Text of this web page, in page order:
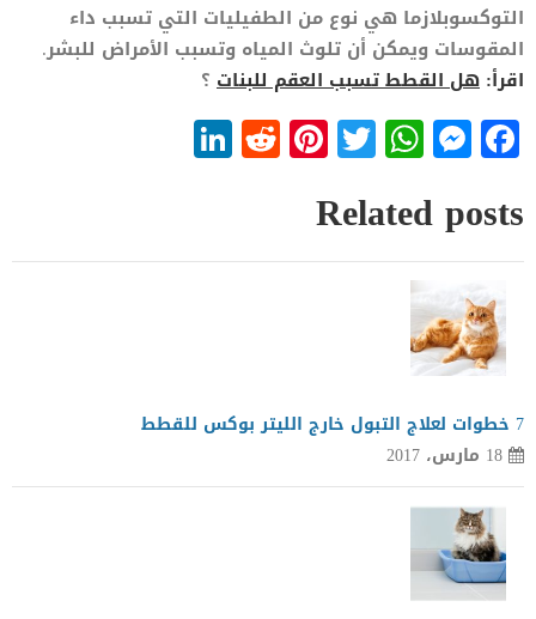
التوكسوبلازما هي نوع من الطفيليات التي تسبب داء
المقوسات ويمكن أن تلوث المياه وتسبب الأمراض للبشر.
اقرأ: هل القطط تسبب العقم للبنات ؟
Facebook
Messenger
WhatsApp
Twitter
Pinterest
Reddit
Related posts
7 خطوات لعلاج التبول خارج الليتر بوكس للقطط
18 مارس، 2017